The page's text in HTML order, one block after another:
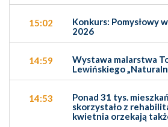
15:02
Konkurs: Pomysłowy
2026
14:59
Wystawa malarstwa
Lewińskiego
14:53
Ponad 31 tys.
skorzystało z
kwietnia orzekają